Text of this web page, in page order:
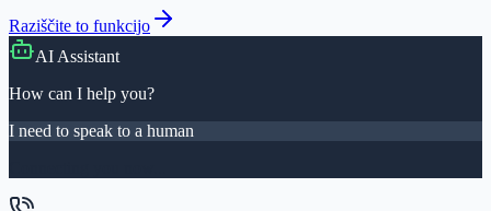
Raziščite to funkcijo
AI Assistant
How can I help you?
I need to speak to a human